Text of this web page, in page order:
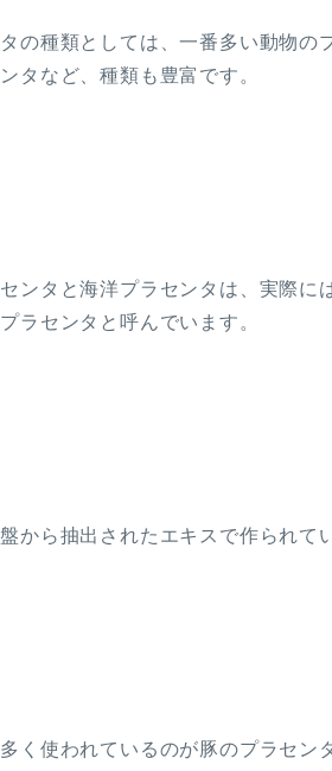
の種類としては、一番多い動物の
タなど、種類も豊富です。
ンタと海洋プラセンタは、実際に
ラセンタと呼んでいます。
から抽出されたエキスで作られて
く使われているのが豚のプラセン